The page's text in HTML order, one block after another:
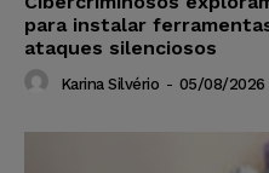
para instalar
ataques silenciosos
Karina Silvério - 05/08/2026